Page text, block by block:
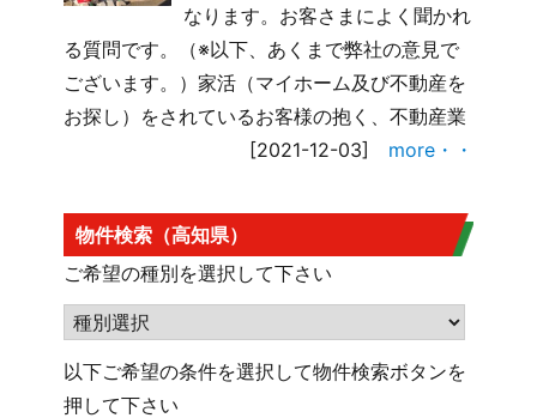
なります。お客さまによく聞かれ
る質問です。（※以下、あくまで弊社の意見で
ございます。）家活（マイホーム及び不動産を
お探し）をされているお客様の抱く、不動産業
[2021-12-03] more・・
物件検索（高知県）
ご希望の種別を選択して下さい
以下ご希望の条件を選択して物件検索ボタンを
押して下さい